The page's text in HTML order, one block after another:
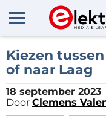
Kiezen
of naar Laag
18 september 2023
Door Clemens